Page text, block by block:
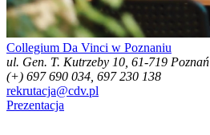
Collegium Da Vinci w Poznaniu
ul. Gen. T. Kutrzeby 10, 61-719 Poznań
(+) 697 690 034, 697 230 138
rekrutacja@cdv.pl
Prezentacja